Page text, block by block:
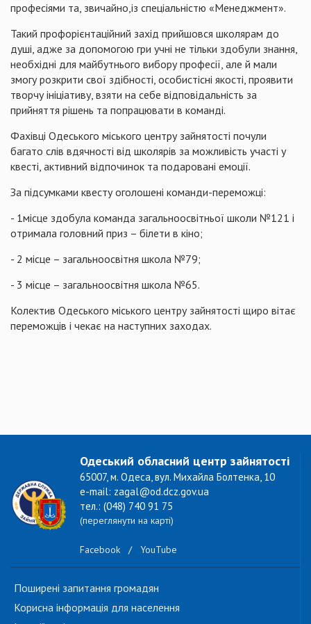
професіями та, звичайно,із спеціальністю «Менеджмент».
Такий профорієнтаційний захід прийшовся школярам до
душі, адже за допомогою гри учні не тільки здобули знання,
необхідні для майбутнього вибору професії, але й мали
змогу розкрити свої здібності, особистісні якості, проявити
творчу ініціативу, взяти на себе відповідальність за
прийняття рішень та попрацювати в команді.
Фахівці Одеського міського центру зайнятості почули
багато слів вдячності від школярів за можливість участі у
квесті, активний відпочинок та подаровані емоції.
За підсумками квесту оголошені команди-переможці:
- 1місце здобула команда загальноосвітньої школи №121 і
отримала головний приз – білети в кіно;
- 2 місце – загальноосвітня школа №79;
- 3 місце – загальноосвітня школа №65.
Колектив Одеського міського центру зайнятості щиро вітає
переможців і чекає на наступних заходах.
Одеський обласний центр зайнятості
65007, м. Одеса, вул. Михайла Болтенка, 10
e-mail: zagal@od.dcz.gov.ua
тел.: (048) 740 91 75
(переглянути на карті)
Facebook / YouTube
Поширені запитання громадян
Корисна інформація для населення